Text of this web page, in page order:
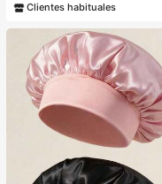
Clientes habituales